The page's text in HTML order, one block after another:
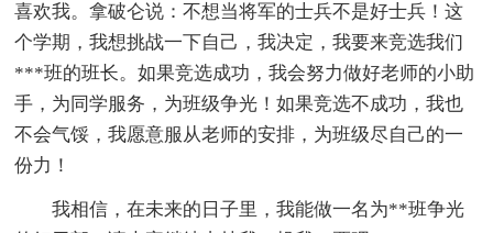
喜欢我。拿破仑说：不想当将军的士兵不是好士兵！这
个学期，我想挑战一下自己，我决定，我要来竞选我们
***班的班长。如果竞选成功，我会努力做好老师的小助
手，为同学服务，为班级争光！如果竞选不成功，我也
不会气馁，我愿意服从老师的安排，为班级尽自己的一
份力！
我相信，在未来的日子里，我能做一名为**班争光